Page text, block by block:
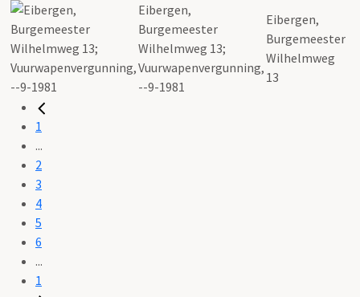
Eibergen,
Burgemeester
Wilhelmweg 13;
Vuurwapenvergunning,
--9-1981
Eibergen,
Burgemeester
Wilhelmweg
13
1
...
2
3
4
5
6
...
1